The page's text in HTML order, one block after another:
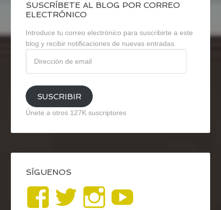
SUSCRÍBETE AL BLOG POR CORREO
ELECTRÓNICO
Introduce tu correo electrónico para suscribirte a este
blog y recibir notificaciones de nuevas entradas.
email
SUSCRIBIR
Únete a otros 127K suscriptores
SÍGUENOS
VerVerVer